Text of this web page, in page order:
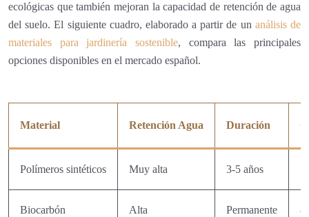
ecológicas que también mejoran la capacidad de retención de agua
del suelo. El siguiente cuadro, elaborado a partir de un análisis de
materiales para jardinería sostenible, compara las principales
opciones disponibles en el mercado español.
Material Retención Agua Duración
Polímeros sintéticos Muy alta 3-5 años
Biocarbón Alta Permanente